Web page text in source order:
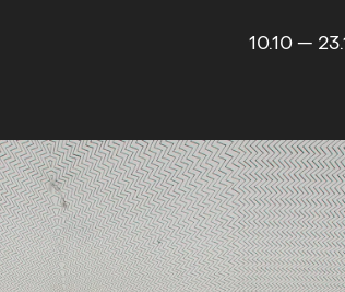
10.10 —